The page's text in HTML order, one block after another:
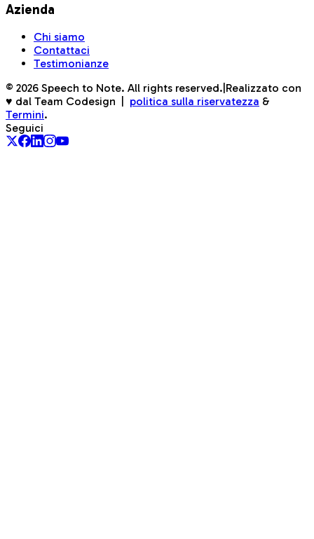
Azienda
Chi siamo
Contattaci
Testimonianze
© 2026 Speech to Note. All rights reserved. Realizzato con
♥ dal Team Codesign
politica sulla riservatezza &
Termini.
Seguici